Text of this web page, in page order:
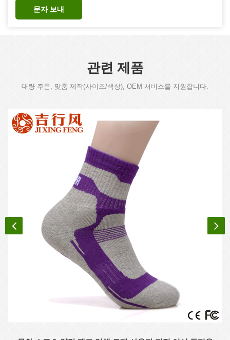
문자 보내
관련 제품
대량 주문, 맞춤 제작(사이즈/색상), OEM 서비스를 지원합니다.